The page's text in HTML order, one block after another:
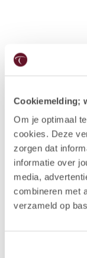
Cookiemelding;
Om je optimaal
cookies. Deze
zorgen dat
informatie over
media,
combineren met
verzameld op